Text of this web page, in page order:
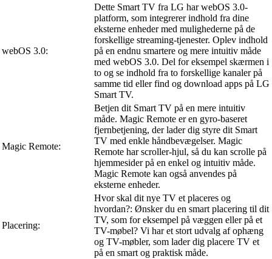
webOS 3.0:
Dette Smart TV fra LG har webOS 3.0-
platform, som integrerer indhold fra dine
eksterne enheder med mulighederne på de
forskellige streaming-tjenester. Oplev indhold
på en endnu smartere og mere intuitiv måde
med webOS 3.0. Del for eksempel skærmen i
to og se indhold fra to forskellige kanaler på
samme tid eller find og download apps på LG
Smart TV.
Magic Remote:
Betjen dit Smart TV på en mere intuitiv
måde. Magic Remote er en gyro-baseret
fjernbetjening, der lader dig styre dit Smart
TV med enkle håndbevægelser. Magic
Remote har scroller-hjul, så du kan scrolle på
hjemmesider på en enkel og intuitiv måde.
Magic Remote kan også anvendes på
eksterne enheder.
Placering:
Hvor skal dit nye TV et placeres og
hvordan?: Ønsker du en smart placering til dit
TV, som for eksempel på væggen eller på et
TV-møbel? Vi har et stort udvalg af ophæng
og TV-møbler, som lader dig placere TV et
på en smart og praktisk måde.